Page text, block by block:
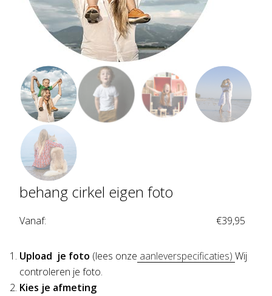
behang cirkel eigen foto
Vanaf: €39,95
Upload je foto (lees onze aanleverspecificaties) Wij
controleren je foto.
Kies je afmeting